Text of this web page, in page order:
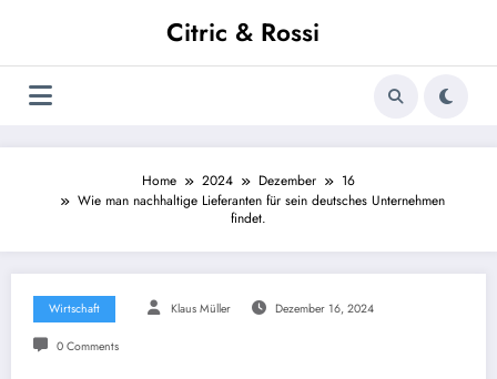
Citric & Rossi
Home 2024 Dezember
16
Wie man nachhaltige Lieferanten für sein deutsches Unternehmen
findet.
Wirtschaft Klaus Müller Dezember 16, 2024
0 Comments